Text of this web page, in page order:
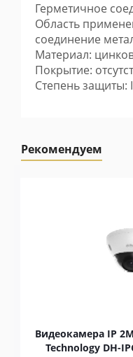
Герметичное
Область
соединение
Материал:
Покрытие:
Степень защиты:
Рекомендуем
Видеокамера IP
Technology DH-